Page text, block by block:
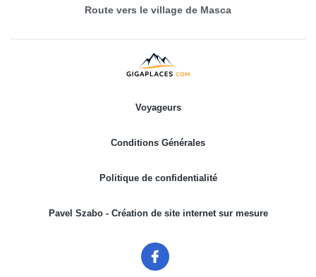
Route vers le village de Masca
Voyageurs
Conditions Générales
Politique de confidentialité
Pavel Szabo - Création de site internet sur mesure